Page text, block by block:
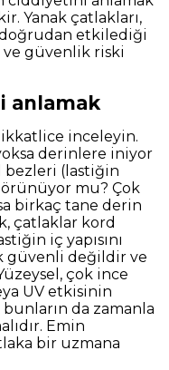
Yanak çatlakları,
etkilediği
güvenlik riski
anlamak
inceleyin.
derinlere iniyor
bezleri (lastiğin
mu? Çok
birkaç tane derin
çatlaklar kord
iç yapısını
güvenli değildir ve
çok ince
UV etkisinin
da zamanla
Emin
bir uzmana